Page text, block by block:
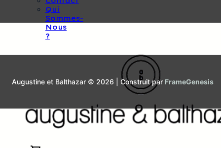
Qui
Sommes-
Nous
?
Augustine et Balthazar © 2026 | Construit par FrameGenesis